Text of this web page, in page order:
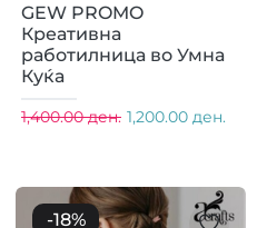
GEW PROMO
Креативна
работилница во Умна
Куќа
1,400.00 ден. 1,200.00 ден.
-18%